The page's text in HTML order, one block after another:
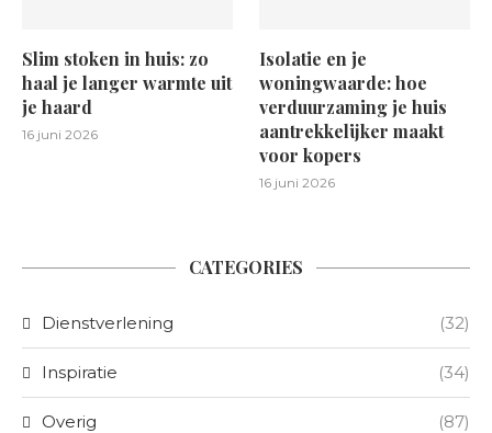
Slim stoken in huis: zo
haal je langer warmte uit
je haard
16 juni 2026
Isolatie en je
woningwaarde: hoe
verduurzaming je huis
aantrekkelijker maakt
voor kopers
16 juni 2026
CATEGORIES
Dienstverlening (32)
Inspiratie (34)
Overig (87)